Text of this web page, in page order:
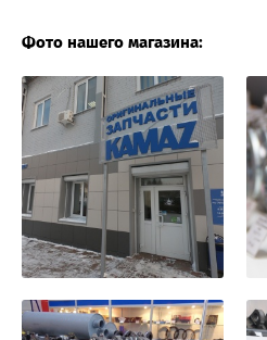
Фото нашего магазина: